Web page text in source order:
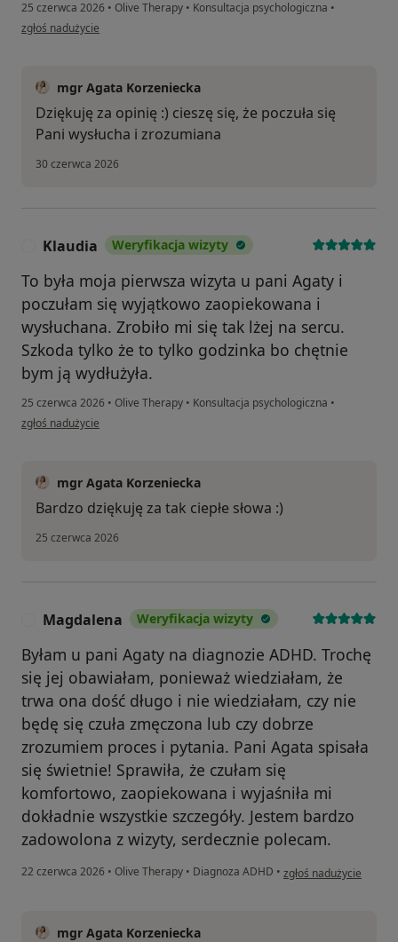
25 czerwca 2026 • Olive Therapy • Konsultacja psychologiczna •
w opinii użytkownika Justyna
zgłoś nadużycie
mgr Agata Korzeniecka
Dziękuję za opinię :) cieszę się, że poczuła się
Pani wysłucha i zrozumiana
30 czerwca 2026
Klaudia Weryfikacja wizyty
To była moja pierwsza wizyta u pani Agaty i
poczułam się wyjątkowo zaopiekowana i
wysłuchana. Zrobiło mi się tak lżej na sercu.
Szkoda tylko że to tylko godzinka bo chętnie
bym ją wydłużyła.
25 czerwca 2026 • Olive Therapy • Konsultacja psychologiczna •
w opinii użytkownika Klaudia
zgłoś nadużycie
mgr Agata Korzeniecka
Bardzo dziękuję za tak ciepłe słowa :)
25 czerwca 2026
Magdalena Weryfikacja wizyty
Byłam u pani Agaty na diagnozie ADHD. Trochę
się jej obawiałam, ponieważ wiedziałam, że
trwa ona dość długo i nie wiedziałam, czy nie
będę się czuła zmęczona lub czy dobrze
zrozumiem proces i pytania. Pani Agata spisała
się świetnie! Sprawiła, że czułam się
komfortowo, zaopiekowana i wyjaśniła mi
dokładnie wszystkie szczegóły. Jestem bardzo
zadowolona z wizyty, serdecznie polecam.
22 czerwca 2026 • Olive Therapy • Diagnoza ADHD • w opinii użytkownika
zgłoś nadużycie
mgr Agata Korzeniecka